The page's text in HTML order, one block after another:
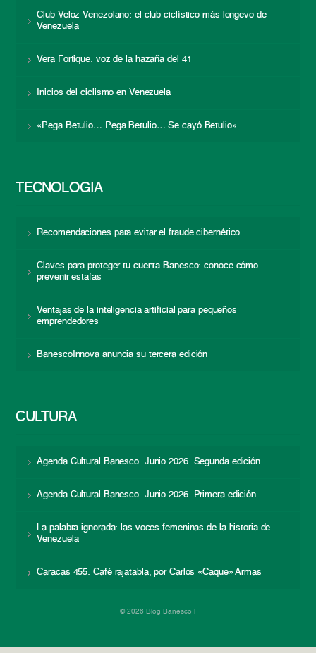
Club Veloz Venezolano: el club ciclístico más longevo de
Venezuela
Vera Fortique: voz de la hazaña del 41
Inicios del ciclismo en Venezuela
«Pega Betulio… Pega Betulio… Se cayó Betulio»
TECNOLOGÍA
Recomendaciones para evitar el fraude cibernético
Claves para proteger tu cuenta Banesco: conoce cómo
prevenir estafas
Ventajas de la inteligencia artificial para pequeños
emprendedores
BanescoInnova anuncia su tercera edición
CULTURA
Agenda Cultural Banesco. Junio 2026. Segunda edición
Agenda Cultural Banesco. Junio 2026. Primera edición
La palabra ignorada: las voces femeninas de la historia de
Venezuela
Caracas 455: Café rajatabla, por Carlos «Caque» Armas
© 2026 Blog Banesco |